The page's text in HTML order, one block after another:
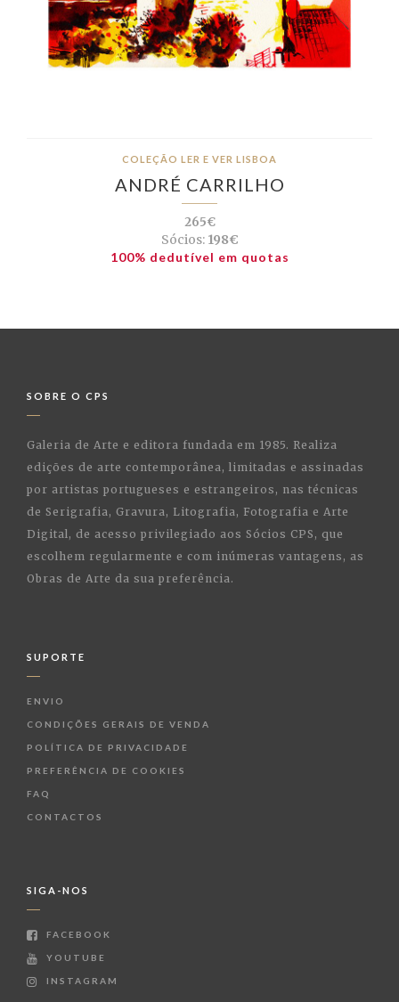
COLEÇÃO LER E VER LISBOA
ANDRÉ CARRILHO
265€
Sócios:198€
100% dedutível em quotas
SOBRE O CPS
Galeria de Arte e editora fundada em 1985. Realiza
edições de arte contemporânea, limitadas e assinadas
por artistas portugueses e estrangeiros, nas técnicas
de Serigrafia, Gravura, Litografia, Fotografia e Arte
Digital, de acesso privilegiado aos Sócios CPS, que
escolhem regularmente e com inúmeras vantagens, as
Obras de Arte da sua preferência.
SUPORTE
ENVIO
CONDIÇÕES GERAIS DE VENDA
POLÍTICA DE PRIVACIDADE
PREFERÊNCIA DE COOKIES
FAQ
CONTACTOS
SIGA-NOS
FACEBOOK
YOUTUBE
INSTAGRAM